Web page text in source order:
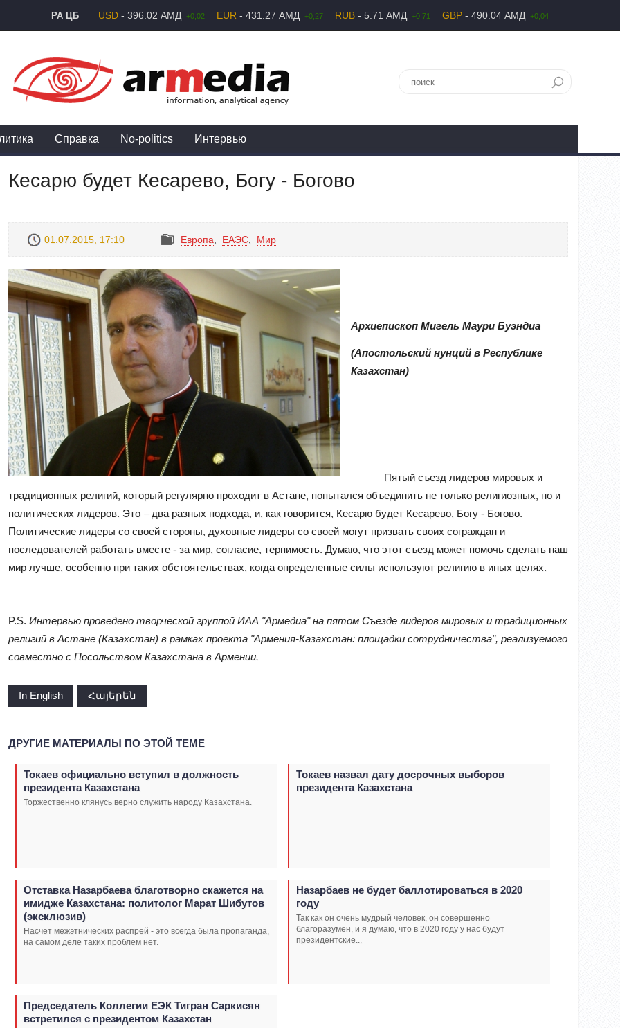
РА ЦБ USD - 396.02 АМД +0,02 EUR - 431.27 АМД +0,27 RUB - 5.71 АМД +0,71 GBP - 490.04 АМД +0,04
Справка No-politics Интервью
Кесарю будет Кесарево, Богу - Богово
01.07.2015, 17:10 Европа ЕАЭС Mир
Архиепископ Мигель Маури Буэндиа
(Апостольский нунций в Республике
Казахстан)
Пятый съезд лидеров мировых и
традиционных религий, который регулярно проходит в Астане, попытался объединить не только религиозных, но и
политических лидеров. Это – два разных подхода, и, как говорится, Кесарю будет Кесарево, Богу - Богово.
Политические лидеры со своей стороны, духовные лидеры со своей могут призвать своих сограждан и
последователей работать вместе - за мир, согласие, терпимость. Думаю, что этот съезд может помочь сделать наш
мир лучше, особенно при таких обстоятельствах, когда определенные силы используют религию в иных целях.
P.S. Интервью проведено творческой группой ИАА "Армедиа" на пятом Съезде лидеров мировых и традиционных
религий в Астане (Казахстан) в рамках проекта "Армения-Казахстан: площадки сотрудничества", реализуемого
совместно с Посольством Казахстана в Армении.
In English Հայերեն
ДРУГИЕ МАТЕРИАЛЫ ПО ЭТОЙ ТЕМЕ
Токаев официально вступил в должность
президента Казахстана
Торжественно клянусь верно служить народу Казахстана.
Токаев назвал дату досрочных выборов
президента Казахстана
Отставка Назарбаева благотворно скажется на
имидже Казахстана: политолог Марат Шибутов
(эксклюзив)
Насчет межэтнических распрей - это всегда была пропаганда,
на самом деле таких проблем нет.
Назарбаев не будет баллотироваться в 2020
году
Так как он очень мудрый человек, он совершенно
благоразумен, и я думаю, что в 2020 году у нас будут
президентские...
Председатель Коллегии ЕЭК Тигран Саркисян
встретился с президентом Казахстан